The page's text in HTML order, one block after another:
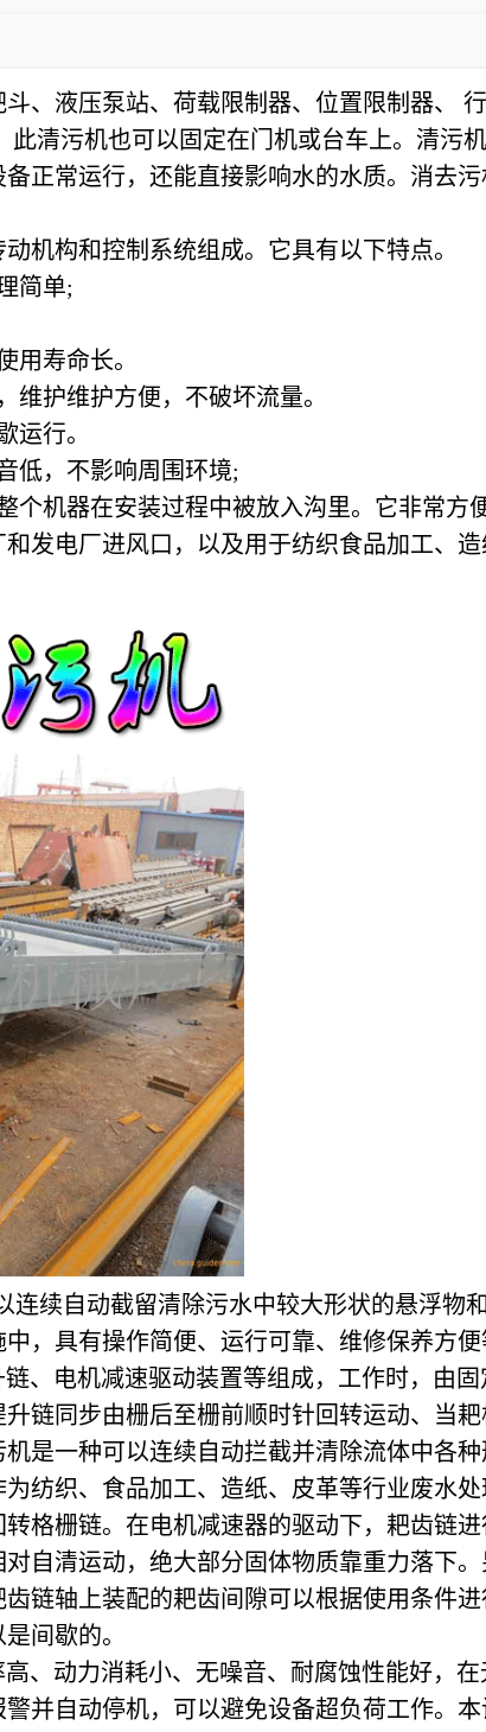
、液压泵站、荷载限制器、位置限制器、
清污机也可以固定在门机或台车上。 清污
正常运行，还能直接影响水的水质。消去
机构和控制系统组成。它具有以下特点。
简单;
用寿命长。
护维护方便，不破坏流量。
运行。
低，不影响周围环境;
机器在安装过程中被放入沟里。它非常方便
发电厂进风口，以及用于纺织食品加工、造
连续自动截留清除污水中较大形状的悬浮物
，具有操作简便、运行可靠、维修保养方便
、电机减速驱动装置等组成，工作时，由
链同步由栅后至栅前顺时针回转运动、当
机是一种可以连续自动拦截并清除流体中各
纺织、食品加工、造纸、皮革等行业废水
格栅链。在电机减速器的驱动下，耙齿链进
自清运动，绝大部分固体物质靠重力落下
链轴上装配的耙齿间隙可以根据使用条件
间歇的。
、动力消耗小、无噪音、耐腐蚀性能好，
并自动停机，可以避免设备超负荷工作。